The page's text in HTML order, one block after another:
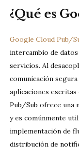
¿Qué es
Google Cloud Pub/
intercambio de
servicios. Al
comunicación
aplicaciones
Pub/Sub ofrece una
y es comúnmente
implementación de
distribución de